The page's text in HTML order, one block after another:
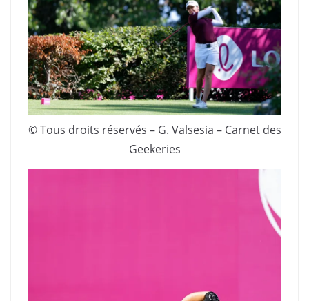
© Tous droits réservés – G. Valsesia – Carnet des
Geekeries